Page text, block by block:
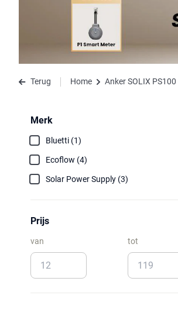
Terug Home Anker SOLIX
Merk
Bluetti (1)
Ecoflow (4)
Solar Power Supply (3)
Prijs
van tot